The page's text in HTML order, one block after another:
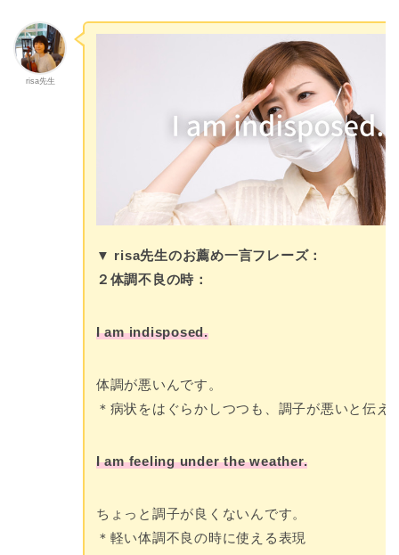
risa先生
▼ risa先生のお薦め一言フレーズ：
２体調不良の時：
I am indisposed.
体調が悪いんです。
＊病状をはぐらかしつつも、調子が悪いと伝え
I am feeling under the weather.
ちょっと調子が良くないんです。
＊軽い体調不良の時に使える表現